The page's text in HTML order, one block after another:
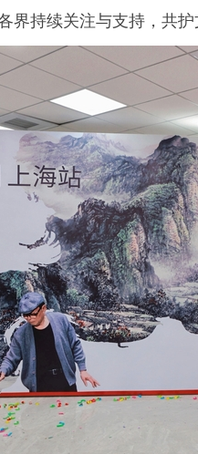
界持续关注与支持，共护